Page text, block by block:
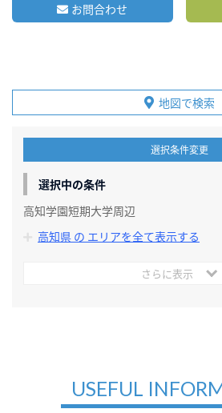
お問合わせ
地図で検索
選択条件変更
選択中の条件
高知学園短期大学周辺
高知県 の エリアを全て表示する
さらに表示
USEFUL